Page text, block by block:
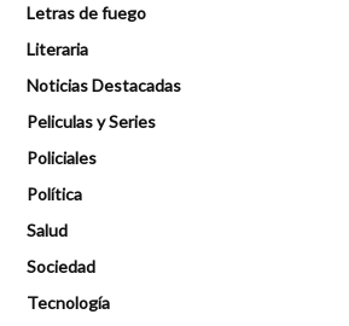
Letras de fuego
Literaria
Noticias Destacadas
Peliculas y Series
Policiales
Política
Salud
Sociedad
Tecnología